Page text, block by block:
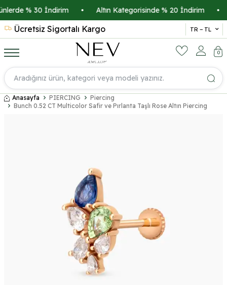
% 30 İndirim Altın Kategorisinde % 20 İndirim
Ücretsiz Sigortalı Kargo 14
TR − TL
0
Anasayfa PIERCING
Piercing
Bunch 0.52 CT Multicolor Safir ve Pırlanta Taşlı Rose Altın Piercing